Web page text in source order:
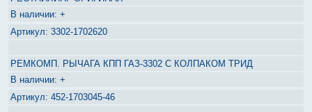
+
3302-1702620
РЕМКОМП. РЫЧАГА КПП ГАЗ-3302 С КОЛПАКОМ ТРИД
+
452-1703045-46